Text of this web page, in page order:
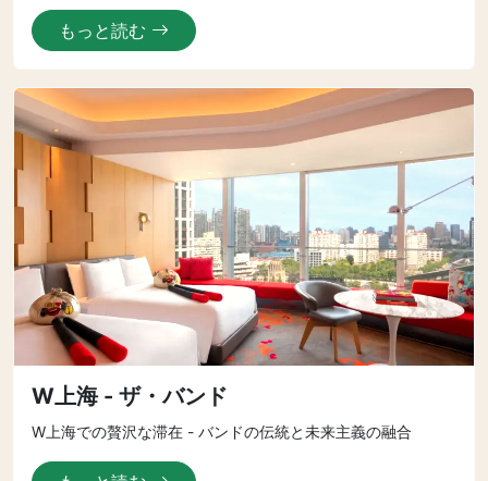
もっと読む
W上海 - ザ・バンド
W上海での贅沢な滞在 - バンドの伝統と未来主義の融合